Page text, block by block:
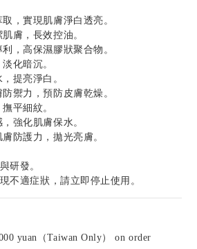
，實現肌膚淨白透亮。
膚，長效控油。
，高保濕膠狀聚合物。
化暗沉。
提亮淨白。
禦力，預防皮膚乾燥。
平細紋。
強化肌膚保水。
防護力，拋光亮膚。
研發。
不適症狀，請立即停止使用。
yuan（Taiwan Only） on order